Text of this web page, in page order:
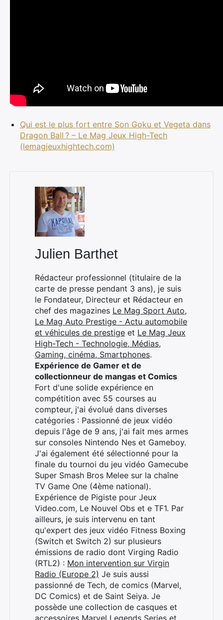
Qui est le plus fort entre Son Goku et Vegeta dans
Dragon Ball ? – Le Mag Jeux High-Tech
(lemagjeuxhightech.com)
Julien Barthet
Rédacteur professionnel (titulaire de la
carte de presse pendant 3 ans), je suis
le Fondateur, Directeur et Rédacteur en
chef des magazines Le Mag Sport Auto,
Le Mag Auto Prestige - Actu automobile
et véhicules de prestige et Le Mag Jeux
High-Tech - Technologie, Médias,
Gaming, cinéma, Smartphones.
Expérience de Gamer et de
collectionneur de mangas et Comics
Fort d'une solide expérience en
compétition avec 55 courses au
compteur, j'ai évolué dans diverses
catégories : Passionné de jeux vidéo
depuis l'âge de 9 ans, j'ai fait mes armes
sur consoles Nintendo Nes et Gameboy.
J'ai également été sélectionné pour la
finale du tournoi du jeu vidéo Gamecube
Super Smash Bros Melee sur la chaîne
TV Game One (4ème national).
Expérience de Pigiste pour Jeux
Video.com, Le Nouvel Obs et e TF1. Par
ailleurs, je suis intervenu en tant
qu'expert des jeux vidéo Fitness Boxing
(Switch et Switch 2) sur plusieurs
émissions de radio dont Virging Radio
(RTL2) : Mon intervention sur Virgin
Radio (Europe 2) Je suis aussi
passionné de Tech, de comics (Marvel,
DC Comics) et de Saint Seiya. Je
possède une collection de casques et
accessoires Marvel Legends Series et